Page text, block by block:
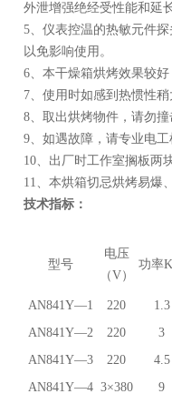
外泄增强绝经受性能和延
5、仪表控温的热敏元件
以免影响使用。
6、本干燥箱烘烤效果较
7、使用时如感到热惯性
8、取出烘烤物件，请勿
9、如遇故障，请专业电
10、出厂时工作室搁板两
11、本烘箱切忌烘烤易爆
技术指标：
型号
电压
（V）
功率
AN841Y—1 220
1.3
AN841Y—2
220
3
AN841Y—3
220
4.5
AN841Y—4 3×380
9